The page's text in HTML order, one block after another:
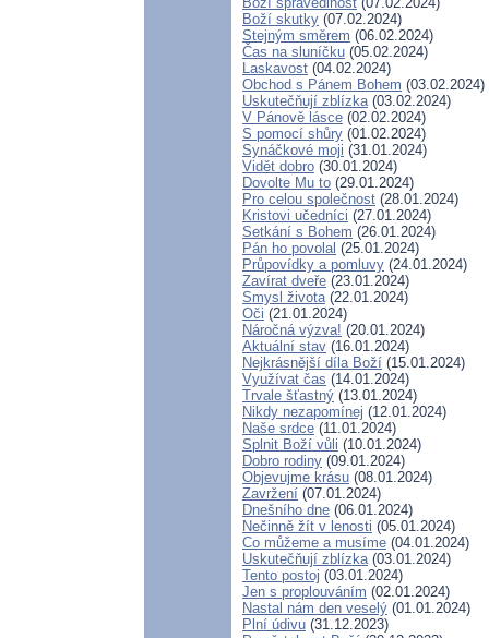
Boží skutky (07.02.2024)
Stejným směrem (06.02.2024)
Čas na sluníčku (05.02.2024)
Laskavost (04.02.2024)
Obchod s Pánem Bohem (03.02.2024)
Uskutečňují zblízka(03.02.2024)
V Pánově lásce (02.02.2024)
S pomocí shůry (01.02.2024)
Synáčkové moji (31.01.2024)
Vidět dobro (30.01.2024)
Dovolte Mu to (29.01.2024)
Pro celou společnost (28.01.2024)
Kristovi učedníci (27.01.2024)
Setkání s Bohem (26.01.2024)
Pán ho povolal (25.01.2024)
Průpovídky a pomluvy (24.01.2024)
Zavírat dveře (23.01.2024)
Smysl života(22.01.2024)
Oči (21.01.2024)
Náročná výzva! (20.01.2024)
Aktuální stav (16.01.2024)
Nejkrásnější díla Boží (15.01.2024)
Využívat čas (14.01.2024)
Trvale šťastný (13.01.2024)
Nikdy nezapomínej (12.01.2024)
Naše srdce (11.01.2024)
Splnit Boží vůli (10.01.2024)
Dobro rodiny (09.01.2024)
Objevujme krásu (08.01.2024)
Zavržení (07.01.2024)
Dnešního dne (06.01.2024)
Nečinně žít v lenosti (05.01.2024)
Co můžeme a musíme (04.01.2024)
Uskutečňují zblízka(03.01.2024)
Tento postoj (03.01.2024)
Jen s proplouváním (02.01.2024)
Nastal nám den veselý (01.01.2024)
Plní údivu (31.12.2023)